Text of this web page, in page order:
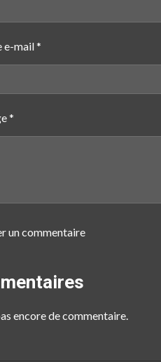
e-mail *
*
un commentaire
encore de commentaire.